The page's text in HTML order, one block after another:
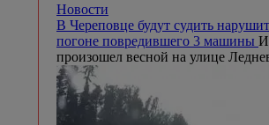
Новости
В Череповце будут судить
погоне повредившего 3 машины
произошел весной на улице